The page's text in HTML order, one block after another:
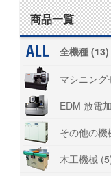
商品一覧
全機種 (13)
マシニン
EDM 放電
その他の機
木工機械